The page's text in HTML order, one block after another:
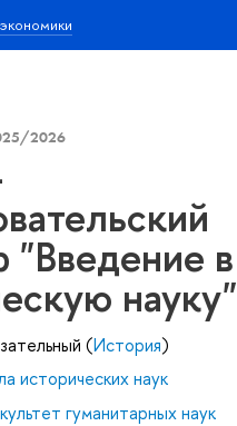
2026
"Введение в
науку"
(История)
исторических наук
гуманитарных наук